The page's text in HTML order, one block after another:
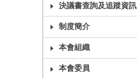
決議書查詢及追蹤資訊
制度簡介
本會組織
本會委員